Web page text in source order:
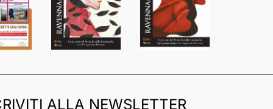
ALLA NEWSLETTER